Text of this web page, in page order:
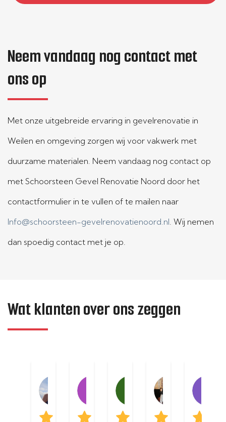
Neem vandaag nog contact met
ons op
Met onze uitgebreide ervaring in gevelrenovatie in
Weilen en omgeving zorgen wij voor vakwerk met
duurzame materialen. Neem vandaag nog contact op
met Schoorsteen Gevel Renovatie Noord door het
contactformulier in te vullen of te mailen naar
Info@schoorsteen-gevelrenovatienoord.nl. Wij nemen
dan spoedig contact met je op.
Wat klanten over ons zeggen
Geerte Nijenhuis
04:23 02 Apr 25
Hero Freerk Pool
22:41 01 Apr 25
Sjoerd Weijs
19:44 01 Apr 25
Ans
19:14 01